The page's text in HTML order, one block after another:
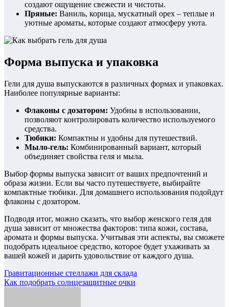
создают ощущение свежести и чистоты.
Пряные: Ваниль, корица, мускатный орех – теплые и
уютные ароматы, которые создают атмосферу уюта.
Форма выпуска и упаковка
Гели для душа выпускаются в различных формах и упаковках.
Наиболее популярные варианты:
Флаконы с дозатором: Удобны в использовании,
позволяют контролировать количество используемого
средства.
Тюбики: Компактны и удобны для путешествий.
Мыло-гель: Комбинированный вариант, который
объединяет свойства геля и мыла.
Выбор формы выпуска зависит от ваших предпочтений и
образа жизни. Если вы часто путешествуете, выбирайте
компактные тюбики. Для домашнего использования подойдут
флаконы с дозатором.
Подводя итог, можно сказать, что выбор женского геля для
душа зависит от множества факторов: типа кожи, состава,
аромата и формы выпуска. Учитывая эти аспекты, вы сможете
подобрать идеальное средство, которое будет ухаживать за
вашей кожей и дарить удовольствие от каждого душа.
Навигация
по
Гравитационные стеллажи для склада
Как подобрать солнцезащитные очки